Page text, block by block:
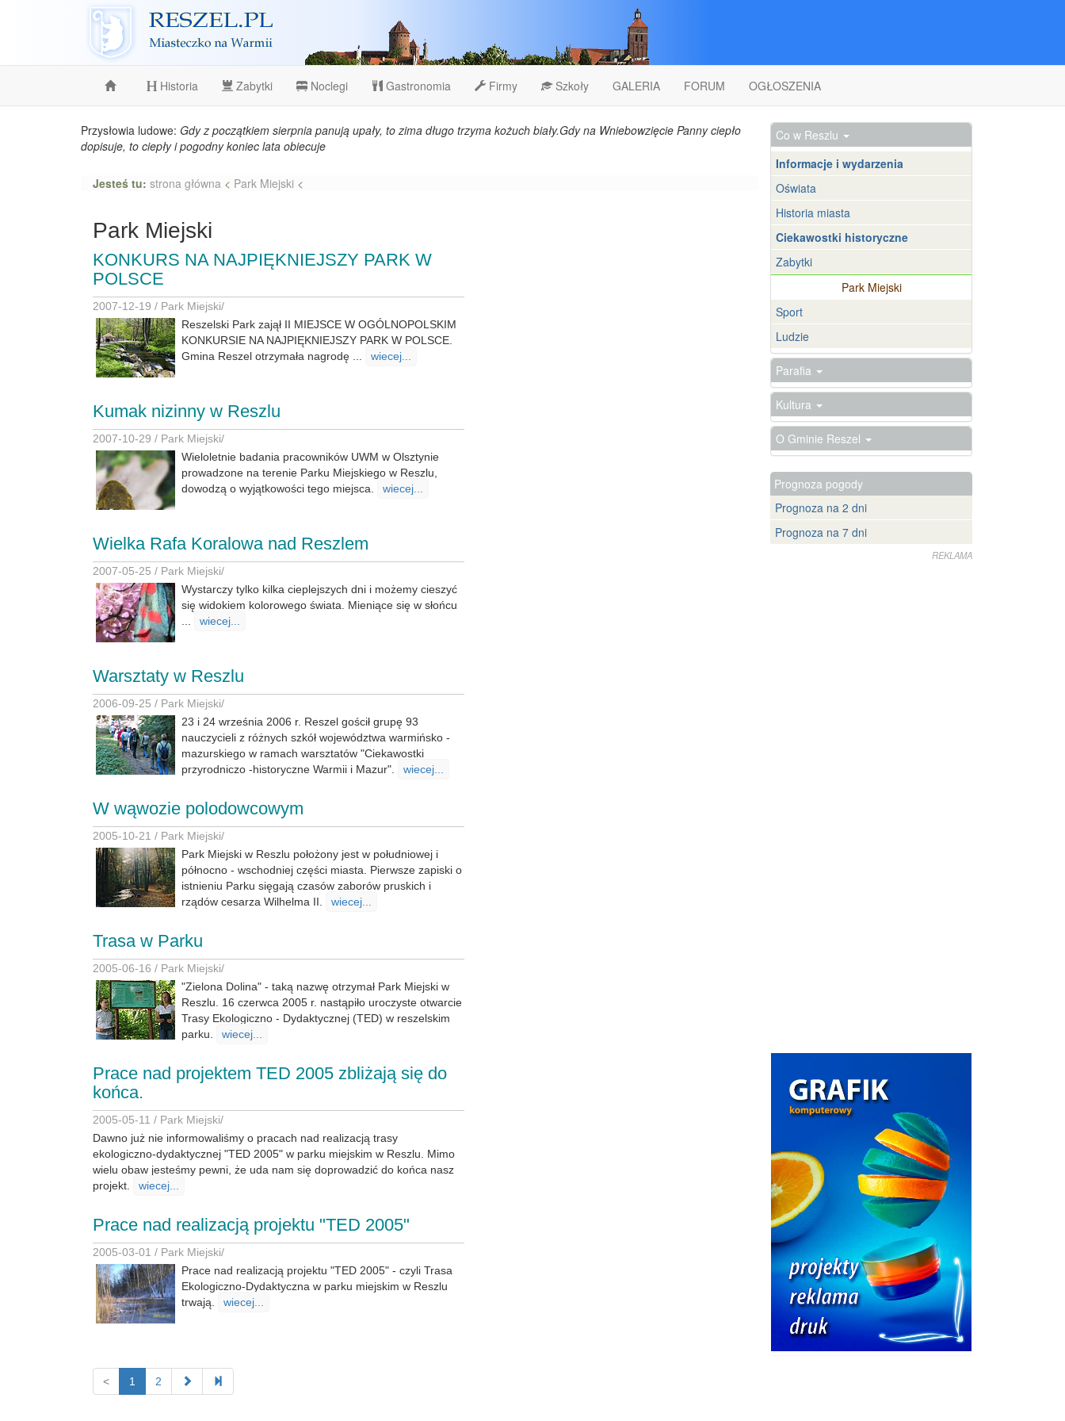
Reszel
Historia Zabytki Noclegi Gastronomia Firmy Szkoły GALERIA FORUM OGŁOSZENIA
Przysłowia ludowe: Gdy z początkiem sierpnia panują upały, to zima długo trzyma kożuch biały.Gdy na Wniebowzięcie Panny ciepło
dopisuje, to ciepły i pogodny koniec lata obiecuje
Jesteś tu: strona główna < Park Miejski <
Park Miejski
KONKURS NA NAJPIĘKNIEJSZY PARK W
POLSCE
2007-12-19 / Park Miejski/
Reszelski Park zajął II MIEJSCE W OGÓLNOPOLSKIM
KONKURSIE NA NAJPIĘKNIEJSZY PARK W POLSCE.
Gmina Reszel otrzymała nagrodę ...
wiecej...
Kumak nizinny w Reszlu
2007-10-29 / Park Miejski/
Wieloletnie badania pracowników UWM w Olsztynie
prowadzone na terenie Parku Miejskiego w Reszlu,
dowodzą o wyjątkowości tego miejsca.
wiecej...
Wielka Rafa Koralowa nad Reszlem
2007-05-25 / Park Miejski/
Wystarczy tylko kilka cieplejszych dni i możemy cieszyć
się widokiem kolorowego świata. Mieniące się w słońcu
wiecej...
Warsztaty w Reszlu
2006-09-25 / Park Miejski/
23 i 24 września 2006 r. Reszel gościł grupę 93
nauczycieli z różnych szkół województwa warmińsko -
mazurskiego w ramach warsztatów "Ciekawostki
przyrodniczo -historyczne Warmii i Mazur".
wiecej...
W wąwozie polodowcowym
2005-10-21 / Park Miejski/
Park Miejski w Reszlu położony jest w południowej i
północno - wschodniej części miasta. Pierwsze zapiski o
istnieniu Parku sięgają czasów zaborów pruskich i
rządów cesarza Wilhelma II.
wiecej...
Trasa w Parku
2005-06-16 / Park Miejski/
"Zielona Dolina" - taką nazwę otrzymał Park Miejski w
Reszlu. 16 czerwca 2005 r. nastąpiło uroczyste otwarcie
Trasy Ekologiczno - Dydaktycznej (TED) w reszelskim
parku.
wiecej...
Prace nad projektem TED 2005 zbliżają się do
końca.
2005-05-11 / Park Miejski/
Dawno już nie informowaliśmy o pracach nad realizacją trasy
ekologiczno-dydaktycznej "TED 2005" w parku miejskim w Reszlu. Mimo
wielu obaw jesteśmy pewni, że uda nam się doprowadzić do końca nasz
projekt.
wiecej...
Prace nad realizacją projektu "TED 2005"
2005-03-01 / Park Miejski/
Prace nad realizacją projektu "TED 2005" - czyli Trasa
Ekologiczno-Dydaktyczna w parku miejskim w Reszlu
trwają.
wiecej...
< 1 2
Co w Reszlu
Informacje i wydarzenia
Oświata
Historia miasta
Ciekawostki historyczne
Zabytki
Park Miejski
Sport
Ludzie
Parafia
Kultura
O Gminie Reszel
Prognoza pogody
Prognoza na 2 dni
Prognoza na 7 dni
REKLAMA